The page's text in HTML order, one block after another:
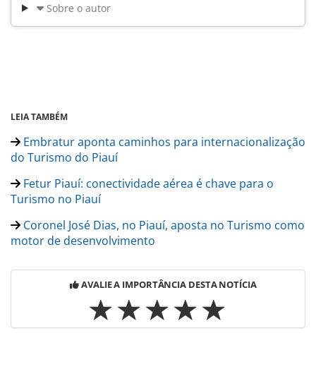
Sobre o autor
LEIA TAMBÉM
Embratur aponta caminhos para internacionalização
do Turismo do Piauí
Fetur Piauí: conectividade aérea é chave para o
Turismo no Piauí
Coronel José Dias, no Piauí, aposta no Turismo como
motor de desenvolvimento
AVALIE A IMPORTÂNCIA DESTA NOTÍCIA